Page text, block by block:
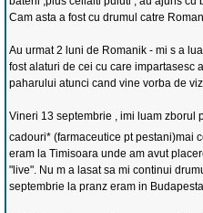
Cam asta a fost cu drumul catre
Au urmat 2 luni de Romanik - mi s a
fost alaturi de cei cu care impartasesc
paharului atunci cand vine vorba de
Vineri 13 septembrie , imi luam zborul
cadouri* (farmaceutice pt pestani)mai
eram la Timisoara unde am avut
"live". Nu m a lasat sa mi continui
septembrie la pranz eram in